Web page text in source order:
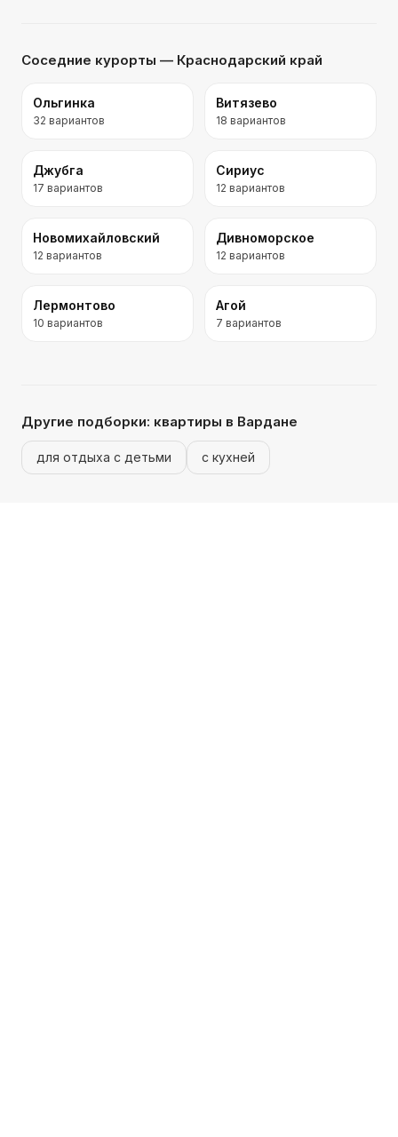
Соседние курорты — Краснодарский край
Ольгинка
32 вариантов
Витязево
18 вариантов
Джубга
17 вариантов
Сириус
12 вариантов
Новомихайловский
12 вариантов
Дивноморское
12 вариантов
Лермонтово
10 вариантов
Агой
7 вариантов
Другие подборки: квартиры в Вардане
для отдыха с детьми с кухней